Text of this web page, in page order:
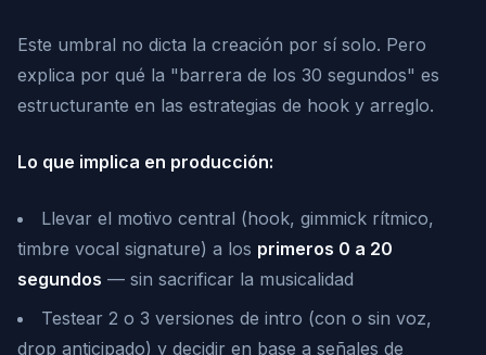
Este umbral no dicta la creación por sí solo. Pero
explica por qué la "barrera de los 30 segundos" es
estructurante en las estrategias de hook y arreglo.
Lo que implica en producción:
Llevar el motivo central (hook, gimmick rítmico,
timbre vocal signature) a los primeros 0 a 20
segundos — sin sacrificar la musicalidad
Testear 2 o 3 versiones de intro (con o sin voz,
drop anticipado) y decidir en base a señales de